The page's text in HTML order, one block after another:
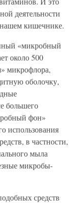
деятельности
кишечнике.
«микробный
около 500
микрофлора,
оболочку,
большего
фон»
использования
в частности,
мыла
микробы-
средств